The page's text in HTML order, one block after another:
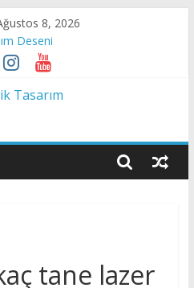
8, 2026
Deseni
Darbesi
Deseni
Dokudan Geçen Işık
tane lazer